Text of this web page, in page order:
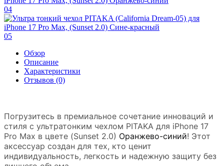
04
05
Обзор
Описание
Характеристики
Отзывов (0)
Погрузитесь в премиальное сочетание инноваций и
стиля с ультратонким чехлом PITAKA для iPhone 17
Pro Max в цвете (Sunset 2.0) Оранжево-синий! Этот
аксессуар создан для тех, кто ценит
индивидуальность, легкость и надежную защиту без